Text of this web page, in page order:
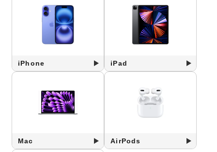
iPhone iPad
Mac AirPods